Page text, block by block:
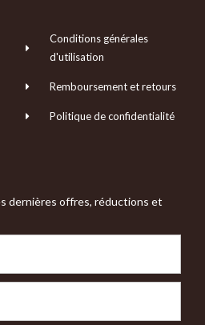
Conditions générales
d'utilisation
Remboursement et retours
Politique de confidentialité
dernières offres, réductions et